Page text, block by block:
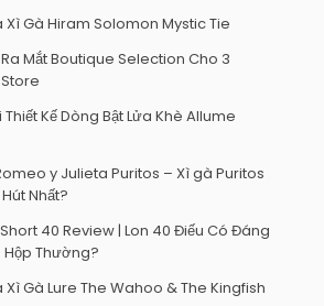
Xì Gà Hiram Solomon Mystic Tie
Mắt Boutique Selection Cho 3
Thiết Kế Dòng Bật Lửa Khè Allume
y Julieta Puritos – Xì gà Puritos
Nhất?
40 Review | Lon 40 Điếu Có Đáng
Hộp Thường?
Xì Gà Lure The Wahoo & The Kingfish